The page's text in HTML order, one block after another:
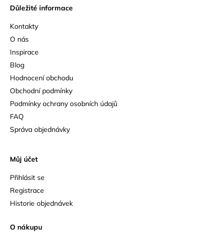
Důležité informace
Kontakty
O nás
Inspirace
Blog
Hodnocení obchodu
Obchodní podmínky
Podmínky ochrany osobních údajů
FAQ
Správa objednávky
Můj účet
Přihlásit se
Registrace
Historie objednávek
O nákupu